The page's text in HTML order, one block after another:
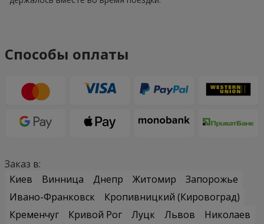
Способы оплаты
Заказ в:
Киев
Винница Днепр Житомир
Запорожье
Ивано-Франковск
Кропивницкий (Кировоград)
Кременчуг
Кривой Рог Луцк Львов
Николаев